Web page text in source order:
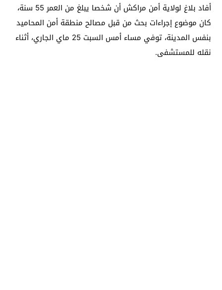
أفاد بلاغ لولاية أمن مراكش أن شخصا يبلغ من العمر 55 سنة،
كان موضوع إجراءات بحث من قبل مصالح منطقة أمن المحاميد
بنفس المدينة، توفي مساء أمس السبت 25 ماي الجاري، أثناء
نقله للمستشفى.